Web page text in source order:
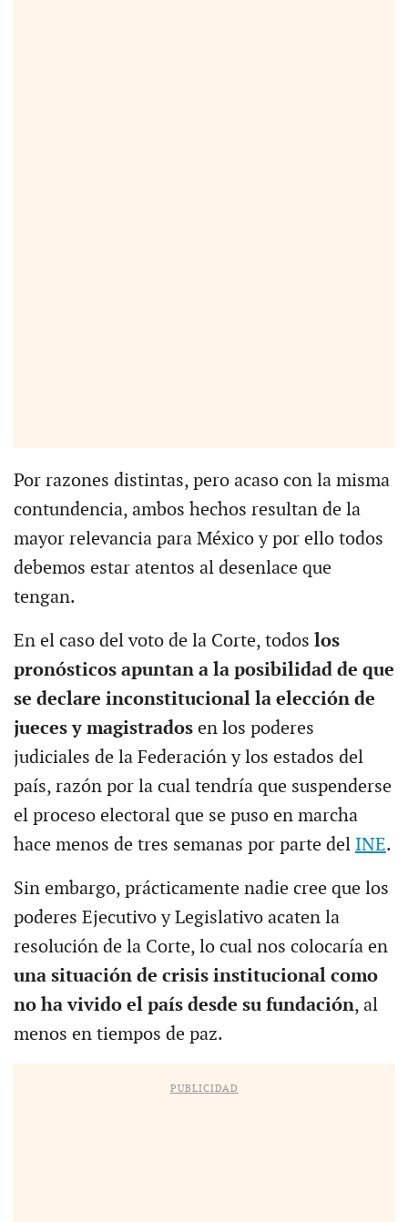
Por razones distintas, pero acaso con la misma
contundencia, ambos hechos resultan de la
mayor relevancia para México y por ello todos
debemos estar atentos al desenlace que
tengan.
En el caso del voto de la Corte, todos los
pronósticos apuntan a la posibilidad de que
se declare inconstitucional la elección de
jueces y magistradosen los poderes
judiciales de la Federación y los estados del
país, razón por la cual tendría que suspenderse
el proceso electoral que se puso en marcha
hace menos de tres semanas por parte del INE.
Sin embargo, prácticamente nadie cree que los
poderes Ejecutivo y Legislativo acaten la
resolución de la Corte, lo cual nos colocaría en
una situación de crisis institucional como
no ha vivido el país desde su fundación, al
menos en tiempos de paz.
PUBLICIDAD